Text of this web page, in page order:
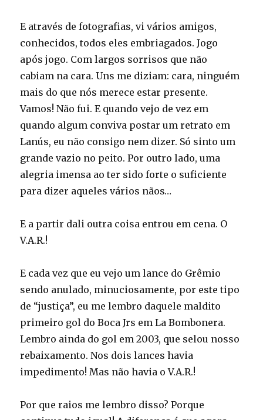
E através de fotografias, vi vários amigos,
conhecidos, todos eles embriagados. Jogo
após jogo. Com largos sorrisos que não
cabiam na cara. Uns me diziam: cara, ninguém
mais do que nós merece estar presente.
Vamos! Não fui. E quando vejo de vez em
quando algum conviva postar um retrato em
Lanús, eu não consigo nem dizer. Só sinto um
grande vazio no peito. Por outro lado, uma
alegria imensa ao ter sido forte o suficiente
para dizer aqueles vários nãos…
E a partir dali outra coisa entrou em cena. O
V.A.R.!
E cada vez que eu vejo um lance do Grêmio
sendo anulado, minuciosamente, por este tipo
de “justiça”, eu me lembro daquele maldito
primeiro gol do Boca Jrs em La Bombonera.
Lembro ainda do gol em 2003, que selou nosso
rebaixamento. Nos dois lances havia
impedimento! Mas não havia o V.A.R.!
Por que raios me lembro disso? Porque